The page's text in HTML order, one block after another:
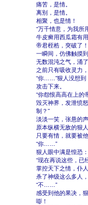
痛苦，是情。
离别，是情。
相聚，也是情！
“万千情意，为我
牛皮癣用西瓜霜有
帝君桎梏，突破了！
一瞬间，仿佛触摸
无数混沌之气，涌
之前只有吸收灵力
“你……”狠人没想到
攻击下来。
“你怨恨高高在上的
毁灭神界，发泄愤
制？”
淡淡一笑，张悬的
原本纵横无敌的狠
只要有情，就要被
“你……”
狠人眼中满是惶恐
“现在再说这些，
掌控天下之情，仆
杀了神级这么多人
“不……”
感受到他的果决，
嘭！